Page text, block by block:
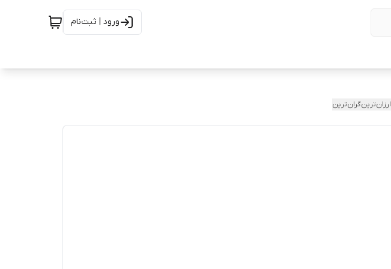
ورود | ثبت‌نام
ارزان‌ترینگران‌ترین